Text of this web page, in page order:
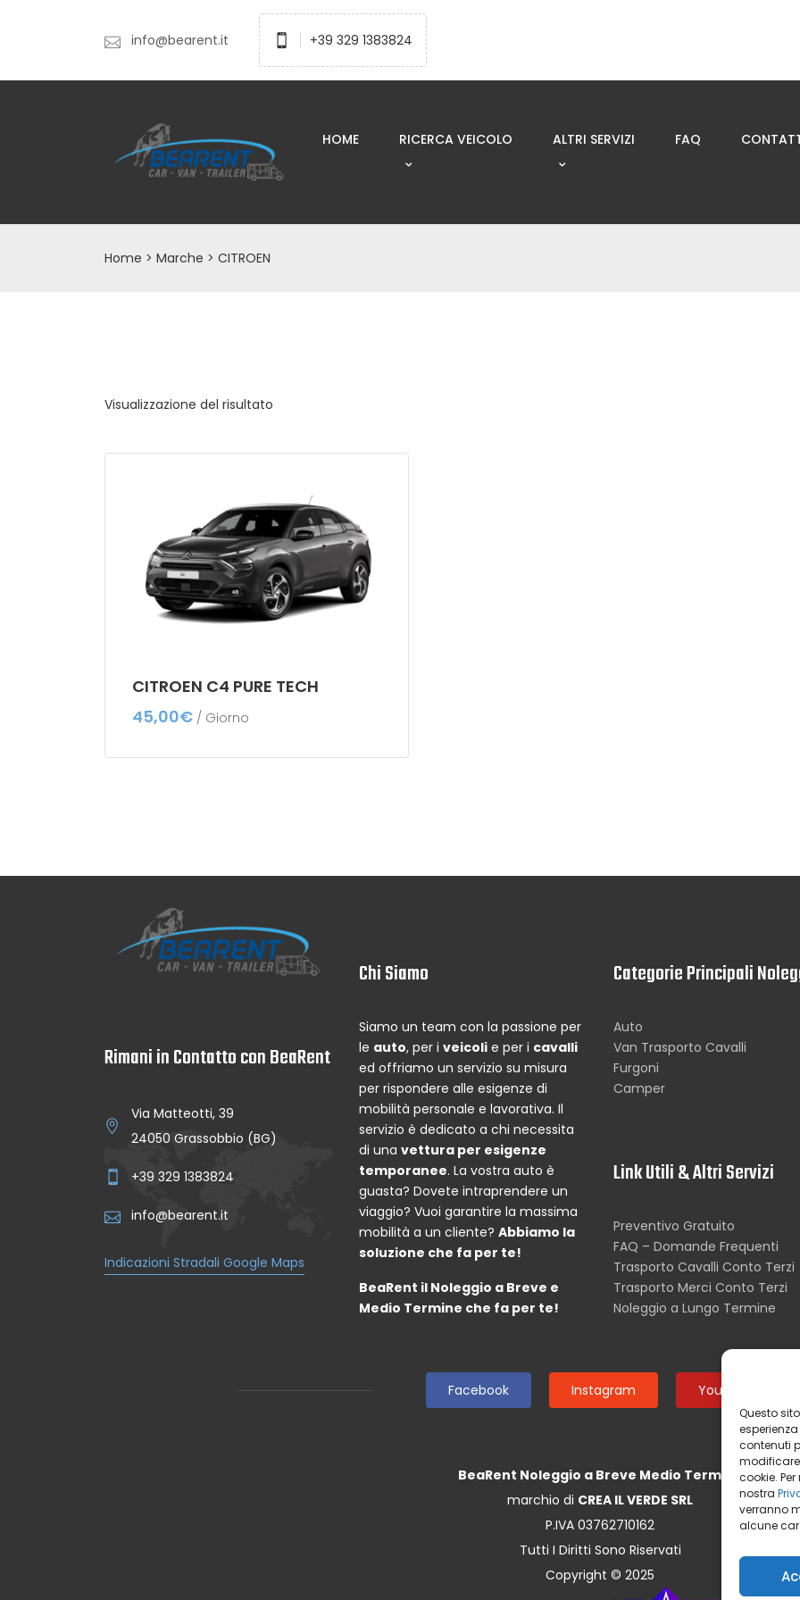
Questo
contenuti
cookie.
nostra
verranno
alcune
info@bearent.it +39 329 1383824
HOME RICERCA VEICOLO ALTRI SERVIZI FAQ
Home > Marche > CITROEN
Visualizzazione del risultato
CITROEN C4 PURE TECH
45,00€ / Giorno
Rimani in Contatto con BeaRent
Via Matteotti, 39
24050 Grassobbio (BG)
+39 329 1383824
info@bearent.it
Indicazioni Stradali Google Maps
Chi Siamo
Siamo un team con la passione per
le auto, per i veicoli e per i cavalli
ed offriamo un servizio su misura
per rispondere alle esigenze di
mobilità personale e lavorativa. Il
servizio è dedicato a chi necessita
di una vettura per esigenze
temporanee. La vostra auto è
guasta? Dovete intraprendere un
viaggio? Vuoi garantire la massima
mobilità a un cliente? Abbiamo la
soluzione che fa per te!
BeaRent il Noleggio a Breve e
Medio Termine che fa per te!
Categorie Principali
Auto
Van Trasporto Cavalli
Furgoni
Camper
Link Utili & Altri Servizi
Preventivo Gratuito
FAQ – Domande Frequenti
Trasporto Cavalli Conto Terzi
Trasporto Merci Conto Terzi
Noleggio a Lungo Termine
Facebook Instagram Youtube
BeaRent Noleggio a Breve Medio Termine
marchio di CREA IL VERDE SRL
P.IVA 03762710162
Tutti I Diritti Sono Riservati
Copyright © 2025